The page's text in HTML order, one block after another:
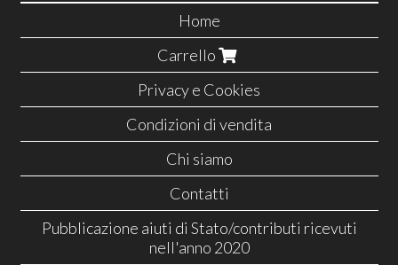
Home
Carrello
Privacy e Cookies
Condizioni di vendita
Chi siamo
Contatti
Pubblicazione aiuti di Stato/contributi ricevuti
nell'anno 2020